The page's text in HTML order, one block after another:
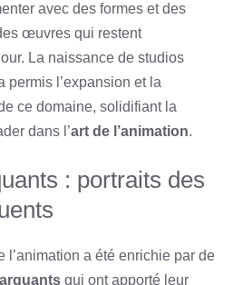
avec des formes et des
œuvres qui restent
La naissance de studios
permis l’expansion et la
ce domaine, solidifiant la
dans l’art de l’animation.
: portraits des
l’animation a été enrichie par de
qui ont apporté leur